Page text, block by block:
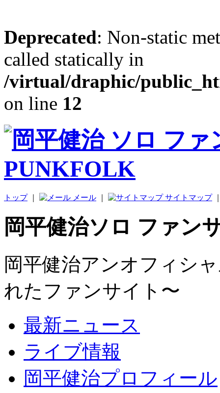
Deprecated: Non-static
called statically in
/virtual/draphic/
on line 12
トップ｜ メール サイトマップ
岡平健治ソロ ファン
岡平健治アンオフィシ
れたファンサイト〜
最新ニュース
ライブ情報
岡平健治プロフィール